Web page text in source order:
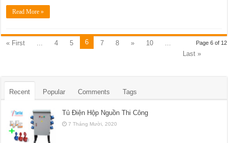
Read More »
Page 6 of 12
« First ... 4 5 6 7 8 » 10
...
Last »
Recent Popular Comments Tags
Tủ Điện Hộp Nguồn Thi Công
7 Tháng Mười, 2020